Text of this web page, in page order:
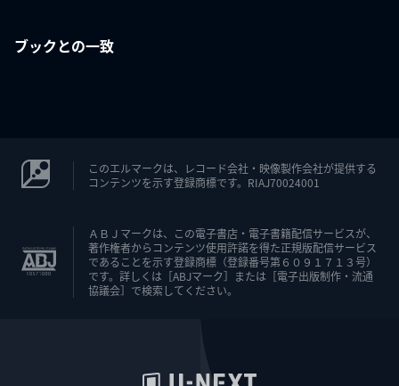
ブックとの一致
このエルマークは、レコード会社・映像製作会社が提供する
コンテンツを示す登録商標です。RIAJ70024001
ＡＢＪマークは、この電子書店・電子書籍配信サービスが、
著作権者からコンテンツ使用許諾を得た正規版配信サービス
であることを示す登録商標（登録番号第６０９１７１３号）
です。詳しくは［ABJマーク］または［電子出版制作・流通
協議会］で検索してください。